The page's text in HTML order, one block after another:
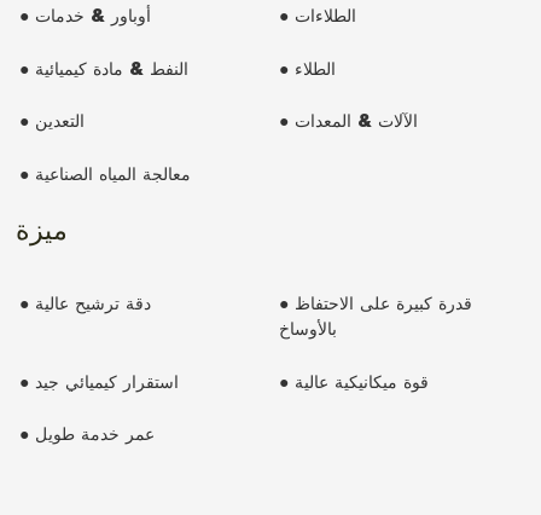
ميزة
● دقة ترشيح عالية
● قدرة كبيرة على الاحتفاظ
بالأوساخ
● استقرار كيميائي جيد ● قوة ميكانيكية عالية
● عمر خدمة طويل
● أوباور & خدمات ● الطلاءات
● النفط & مادة كيميائية ● الطلاء
● التعدين ● الآلات & المعدات
● معالجة المياه الصناعية